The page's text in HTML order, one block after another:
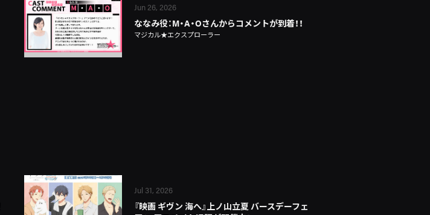
Jun 26, 2026
ななみ役：M・A・Oさんからコメントが到着！！
マジカル★エクスプローラー
Jul 31, 2026
『映画 ギヴン 海へ』上ノ山立夏 バースデーフェ